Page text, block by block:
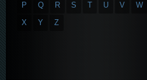
P
Q R S T U V
W
X
Y Z